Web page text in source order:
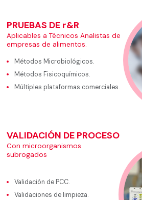
PRUEBAS DE r&R
Aplicables a Técnicos Analistas de
empresas de alimentos.
Métodos Microbiológicos.
Métodos Fisicoquímicos.
Múltiples plataformas comerciales.
VALIDACIÓN DE PROCESO
Con microorganismos
subrogados
Validación de PCC.
Validaciones de limpieza.